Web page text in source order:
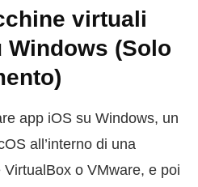
virtuali
Windows (Solo
app iOS su Windows, un
all’interno di una
o VMware, e poi